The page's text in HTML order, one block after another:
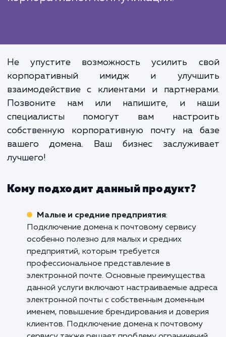
Подключение домена к почте -
только техническая процедура,
стратегический шаг, который
улучшить имидж вашей
повысить уровень доверия со
клиентов и партнеров,
репутацию и повысить
Не упустите возможность усилить
корпоративный имидж и
взаимодействие с клиентами и
Позвоните нам или напишите, и
специалисты помогут вам
собственную корпоративную почту на
вашего домена. Ваш бизнес